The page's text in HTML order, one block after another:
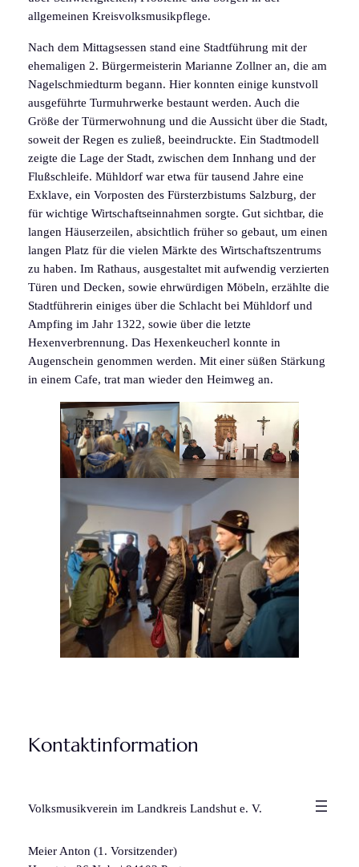
allgemeinen Kreisvolksmusikpflege.
Nach dem Mittagsessen stand eine Stadtführung mit der
ehemaligen 2. Bürgermeisterin Marianne Zollner an, die am
Nagelschmiedturm begann. Hier konnten einige kunstvoll
ausgeführte Turmuhrwerke bestaunt werden. Auch die
Größe der Türmerwohnung und die Aussicht über die Stadt,
soweit der Regen es zuließ, beeindruckte. Ein Stadtmodell
zeigte die Lage der Stadt, zwischen dem Innhang und der
Flußschleife. Mühldorf war etwa für tausend Jahre eine
Exklave, ein Vorposten des Fürsterzbistums Salzburg, der
für wichtige Wirtschaftseinnahmen sorgte. Gut sichtbar, die
langen Häuserzeilen, absichtlich früher so gebaut, um einen
langen Platz für die vielen Märkte des Wirtschaftszentrums
zu haben. Im Rathaus, ausgestaltet mit aufwendig verzierten
Türen und Decken, sowie ehrwürdigen Möbeln, erzählte die
Stadtführerin einiges über die Schlacht bei Mühldorf und
Ampfing im Jahr 1322, sowie über die letzte
Hexenverbrennung. Das Hexenkeucherl konnte in
Augenschein genommen werden. Mit einer süßen Stärkung
in einem Cafe, trat man wieder den Heimweg an.
Kontaktinformation
Volksmusikverein im Landkreis Landshut e. V.
Meier Anton (1. Vorsitzender)